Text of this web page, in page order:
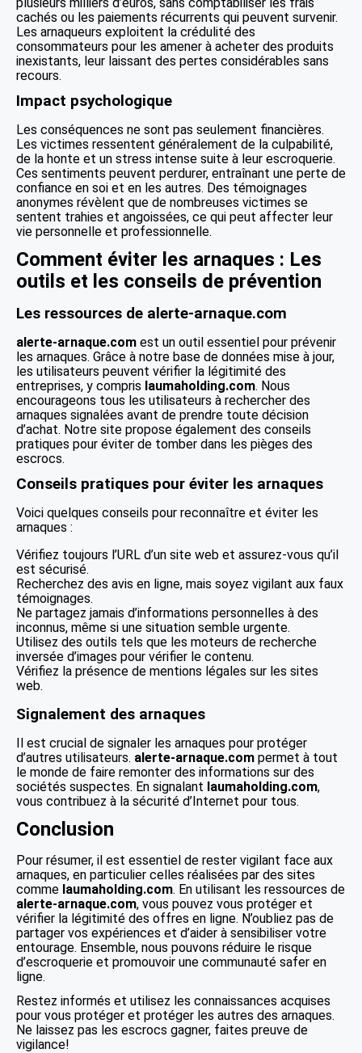
cachés ou les paiements récurrents qui peuvent survenir.
Les arnaqueurs exploitent la crédulité des
consommateurs pour les amener à acheter des produits
inexistants, leur laissant des pertes considérables sans
recours.
Impact psychologique
Les conséquences ne sont pas seulement financières.
Les victimes ressentent généralement de la culpabilité,
de la honte et un stress intense suite à leur escroquerie.
Ces sentiments peuvent perdurer, entraînant une perte de
confiance en soi et en les autres. Des témoignages
anonymes révèlent que de nombreuses victimes se
sentent trahies et angoissées, ce qui peut affecter leur
vie personnelle et professionnelle.
Comment éviter les arnaques : Les
outils et les conseils de prévention
Les ressources de alerte-arnaque.com
alerte-arnaque.com est un outil essentiel pour prévenir
les arnaques. Grâce à notre base de données mise à jour,
les utilisateurs peuvent vérifier la légitimité des
entreprises, y compris laumaholding.com. Nous
encourageons tous les utilisateurs à rechercher des
arnaques signalées avant de prendre toute décision
d’achat. Notre site propose également des conseils
pratiques pour éviter de tomber dans les pièges des
escrocs.
Conseils pratiques pour éviter les arnaques
Voici quelques conseils pour reconnaître et éviter les
arnaques :
Vérifiez toujours l’URL d’un site web et assurez-vous qu’il
est sécurisé.
Recherchez des avis en ligne, mais soyez vigilant aux faux
témoignages.
Ne partagez jamais d’informations personnelles à des
inconnus, même si une situation semble urgente.
Utilisez des outils tels que les moteurs de recherche
inversée d’images pour vérifier le contenu.
Vérifiez la présence de mentions légales sur les sites
web.
Signalement des arnaques
Il est crucial de signaler les arnaques pour protéger
d’autres utilisateurs. alerte-arnaque.com permet à tout
le monde de faire remonter des informations sur des
sociétés suspectes. En signalant laumaholding.com,
vous contribuez à la sécurité d’Internet pour tous.
Conclusion
Pour résumer, il est essentiel de rester vigilant face aux
arnaques, en particulier celles réalisées par des sites
comme laumaholding.com. En utilisant les ressources de
alerte-arnaque.com, vous pouvez vous protéger et
vérifier la légitimité des offres en ligne. N’oubliez pas de
partager vos expériences et d’aider à sensibiliser votre
entourage. Ensemble, nous pouvons réduire le risque
d’escroquerie et promouvoir une communauté safer en
ligne.
Restez informés et utilisez les connaissances acquises
pour vous protéger et protéger les autres des arnaques.
Ne laissez pas les escrocs gagner, faites preuve de
vigilance!